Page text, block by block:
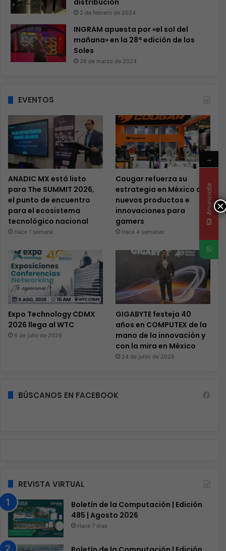
distribución
2 de febrero de 2024
INGRAM apuesta por «el sol del
mañana» en la 28ª edición de los
Soles
26 de marzo de 2024
EVENTOS
ANADIC MX está listo
para The SUMMIT 2026,
el punto de encuentro
para el ecosistema
tecnológico nacional
Hace 1 semana
Cougar refuerza su
estrategia en México con
nuevos productos e
innovaciones para
gamers
Hace 4 semanas
Expo Technology CDMX
2026 llega al WTC
6 de julio de 2026
GIGABYTE festeja 40
años en COMPUTEX de la
mano de la innovación y
con la mira en México
24 de junio de 2026
BÚSCANOS EN FACEBOOK
REVISTA VIRTUAL
Boletín de la Computación | Edición
485 | Agosto 2026
Hace 7 días
×
→
Anunciate